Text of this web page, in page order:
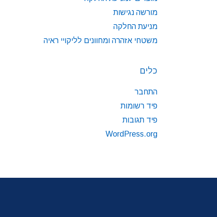
מורשה נגישות
מניעת החלקה
משטחי אזהרה ומחוונים לליקויי ראיה
כלים
התחבר
פיד רשומות
פיד תגובות
WordPress.org